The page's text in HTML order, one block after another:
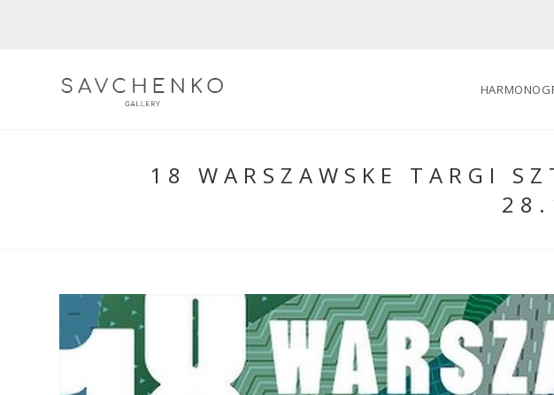
18 WARSZAWSKE TARGI